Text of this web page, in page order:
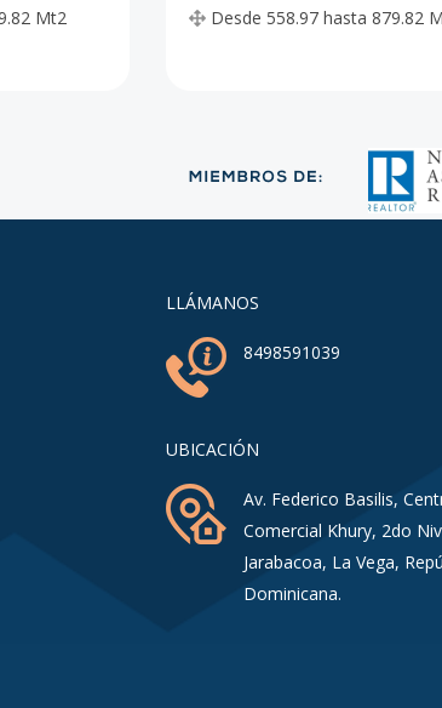
Mt2
Desde 558.97 hasta 879.82
LLÁMANOS
8498591039
UBICACIÓN
Av. Federico Basilis,
Comercial Khury, 2do
Jarabacoa, La Vega,
Dominicana.